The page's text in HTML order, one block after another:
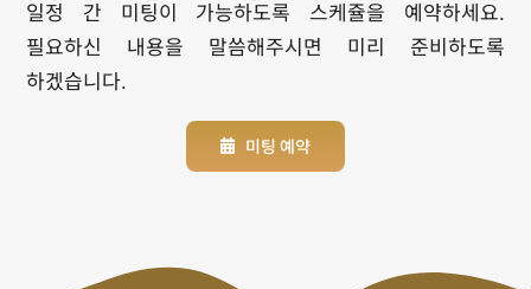
일정 간 미팅이 가능하도록 스케쥴을 예약하세요.
필요하신 내용을 말씀해주시면 미리 준비하도록
하겠습니다.
미팅 예약